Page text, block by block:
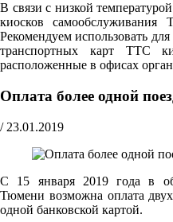
В связи с низкой
киосков
Рекомендуем использовать
транспортных карт ТТС
расположенные в офисах
Оплата более одной
/ 23.01.2019
С 15 января 2019 года в
Тюмени возможна оплата
одной банковской картой.